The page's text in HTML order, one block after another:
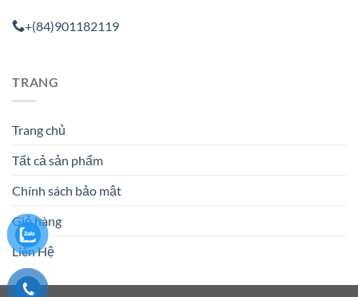
+(84)901182119
TRANG
Trang chủ
Tất cả sản phẩm
Chính sách bảo mật
Giỏ hàng
Liên Hệ